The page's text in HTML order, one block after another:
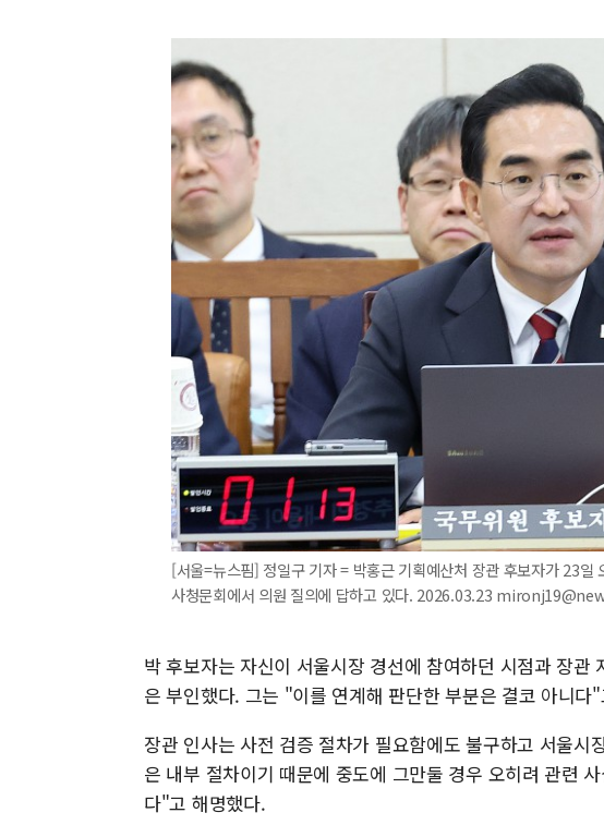
[서울=뉴스핌] 정일구 기자 = 박홍근 기획예산처 장관 후보자가 23일
사청문회에서 의원 질의에 답하고 있다. 2026.03.23
박 후보자는 자신이 서울시장 경선에 참여하던 시점과 장
은 부인했다. 그는 "이를 연계해 판단한 부분은 결코 아니다
장관 인사는 사전 검증 절차가 필요함에도 불구하고 서울
은 내부 절차이기 때문에 중도에 그만둘 경우 오히려 관련
다"고 해명했다.